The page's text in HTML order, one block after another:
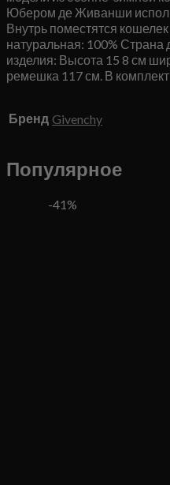
Юбером де Живанши
Внутрь поместятся
натуральная: 100%
изделия: Высота 15 8 см
ремешка 117 см. В
Бренд Givenchy
Популярное
-41%